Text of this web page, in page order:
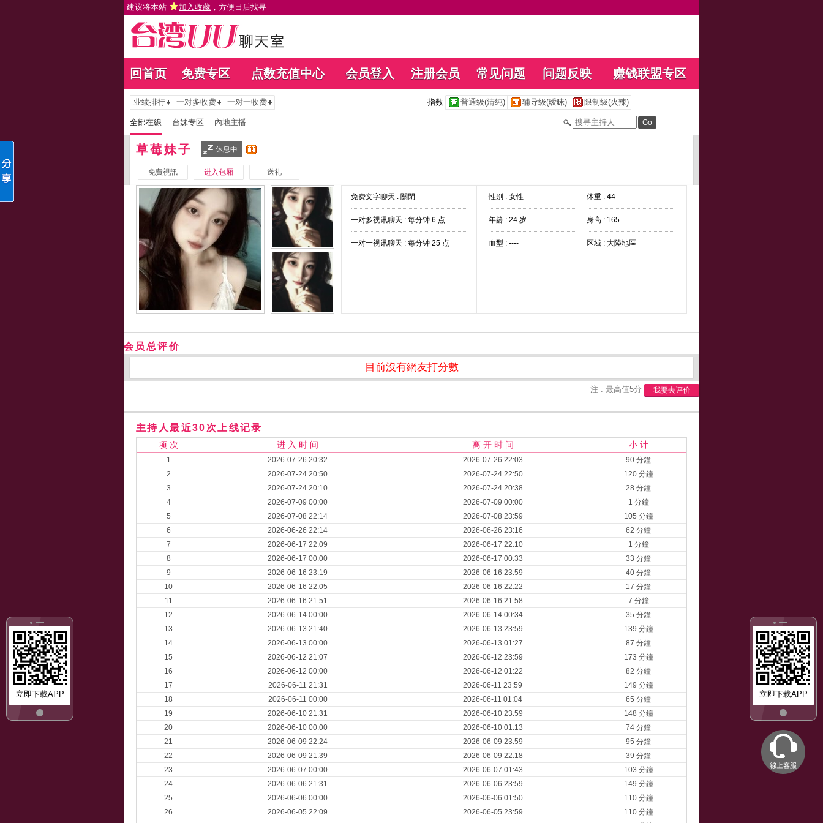
建议将本站 加入收藏 ，方便日后找寻
回首页 免费专区 点数充值中心 会员登入 注册会员 常见问题 问题反映 赚钱联盟专区
立即下载APP
立即下载APP
业绩排行 一对多收费 一对一收费 指数 普通级(清纯) 辅导级(暧昧) 限制级(火辣)
全部在線 台妹专区 內地主播
草莓妹子 休息中
免費視訊 进入包厢 送礼
免费文字聊天 : 關閉
一对多视讯聊天 : 每分钟 6 点
一对一视讯聊天 : 每分钟 25 点
性别 : 女性 体重 : 44
年龄 : 24 岁 身高 : 165
血型 : ---- 区域 : 大陸地區
会员总评价
目前沒有網友打分數
注 : 最高值5分 我要去评价
主持人最近30次上线记录
项 次 进 入 时 间 离 开 时 间 小 计
1 2026-07-26 20:32 2026-07-26 22:03
90 分鐘
2
2026-07-24 20:50 2026-07-24 22:50
120 分鐘
3
2026-07-24 20:10 2026-07-24 20:38
28 分鐘
4
2026-07-09 00:00 2026-07-09 00:00
1 分鐘
5
2026-07-08 22:14 2026-07-08 23:59
105 分鐘
6
2026-06-26 22:14 2026-06-26 23:16
62 分鐘
7
2026-06-17 22:09 2026-06-17 22:10
1 分鐘
8
2026-06-17 00:00 2026-06-17 00:33
33 分鐘
9
2026-06-16 23:19 2026-06-16 23:59
40 分鐘
10
2026-06-16 22:05 2026-06-16 22:22
17 分鐘
11
2026-06-16 21:51 2026-06-16 21:58
7 分鐘
12
2026-06-14 00:00 2026-06-14 00:34
35 分鐘
13
2026-06-13 21:40 2026-06-13 23:59
139 分鐘
14
2026-06-13 00:00 2026-06-13 01:27
87 分鐘
15
2026-06-12 21:07 2026-06-12 23:59
173 分鐘
16
2026-06-12 00:00 2026-06-12 01:22
82 分鐘
17
2026-06-11 21:31 2026-06-11 23:59
149 分鐘
18
2026-06-11 00:00 2026-06-11 01:04
65 分鐘
19
2026-06-10 21:31 2026-06-10 23:59
148 分鐘
20
2026-06-10 00:00 2026-06-10 01:13
74 分鐘
21
2026-06-09 22:24 2026-06-09 23:59
95 分鐘
22
2026-06-09 21:39 2026-06-09 22:18
39 分鐘
23
2026-06-07 00:00 2026-06-07 01:43
103 分鐘
24
2026-06-06 21:31 2026-06-06 23:59
149 分鐘
25
2026-06-06 00:00 2026-06-06 01:50
110 分鐘
26
2026-06-05 22:09 2026-06-05 23:59
110 分鐘